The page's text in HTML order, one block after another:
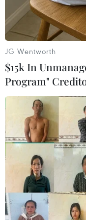
Ảnh minh
Áp lực từ các
cầu Google
dụng trong các
gia tăng bất chấp
JG Wentworth
$15k In
Program"